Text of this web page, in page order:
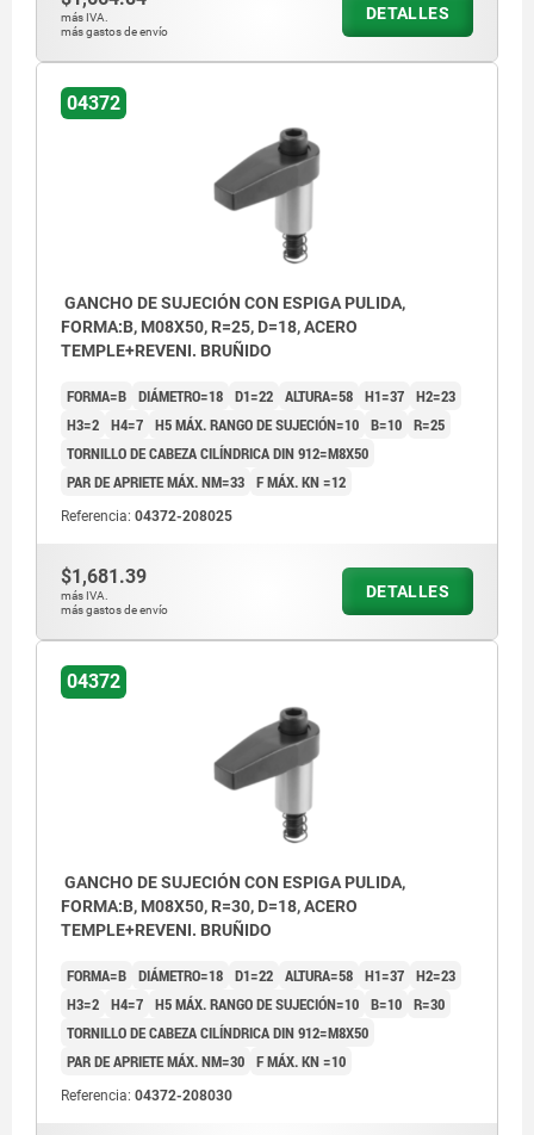
más IVA.
más gastos de envío
DETALLES
04372
GANCHO DE SUJECIÓN CON ESPIGA PULIDA,
FORMA:B, M08X50, R=25, D=18, ACERO
TEMPLE+REVENI. BRUÑIDO
FORMA=B DIÁMETRO=18 D1=22 ALTURA=58 H1=37 H2=23
H3=2 H4=7 H5 MÁX. RANGO DE SUJECIÓN=10 B=10 R=25
TORNILLO DE CABEZA CILÍNDRICA DIN 912=M8X50
PAR DE APRIETE MÁX. NM=33 F MÁX. KN =12
Referencia: 04372-208025
$1,681.39
más IVA.
más gastos de envío
DETALLES
04372
GANCHO DE SUJECIÓN CON ESPIGA PULIDA,
FORMA:B, M08X50, R=30, D=18, ACERO
TEMPLE+REVENI. BRUÑIDO
FORMA=B DIÁMETRO=18 D1=22 ALTURA=58 H1=37 H2=23
H3=2 H4=7 H5 MÁX. RANGO DE SUJECIÓN=10 B=10 R=30
TORNILLO DE CABEZA CILÍNDRICA DIN 912=M8X50
PAR DE APRIETE MÁX. NM=30 F MÁX. KN =10
Referencia: 04372-208030